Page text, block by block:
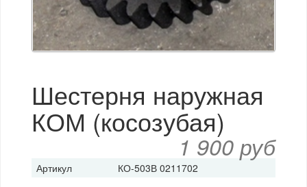
Шестерня наружная
КОМ (косозубая)
1 900 руб
Артикул КО-503В 0211702